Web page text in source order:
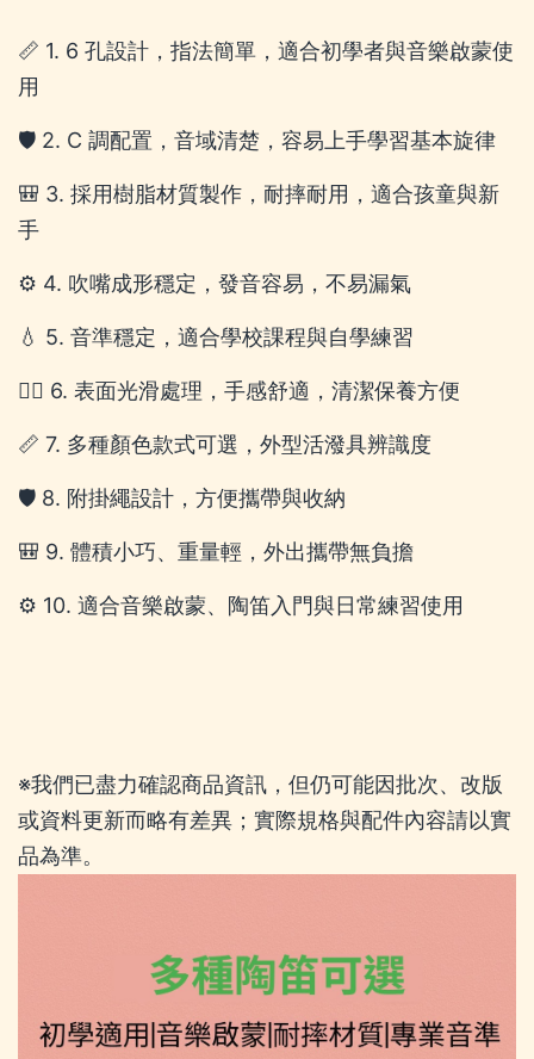
📏 1. 6 孔設計，指法簡單，適合初學者與音樂啟蒙使
用
🛡️ 2. C 調配置，音域清楚，容易上手學習基本旋律
🎒 3. 採用樹脂材質製作，耐摔耐用，適合孩童與新
手
⚙️ 4. 吹嘴成形穩定，發音容易，不易漏氣
💧 5. 音準穩定，適合學校課程與自學練習
🚶‍♂️ 6. 表面光滑處理，手感舒適，清潔保養方便
📏 7. 多種顏色款式可選，外型活潑具辨識度
🛡️ 8. 附掛繩設計，方便攜帶與收納
🎒 9. 體積小巧、重量輕，外出攜帶無負擔
⚙️ 10. 適合音樂啟蒙、陶笛入門與日常練習使用
※我們已盡力確認商品資訊，但仍可能因批次、改版
或資料更新而略有差異；實際規格與配件內容請以實
品為準。